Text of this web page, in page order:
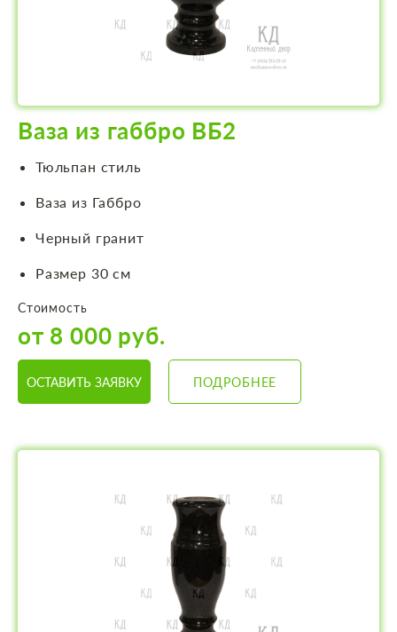
Ваза из габбро ВБ2
Тюльпан стиль
Ваза из Габбро
Черный гранит
Размер 30 см
Стоимость
от 8 000 руб.
ОСТАВИТЬ ЗАЯВКУ ПОДРОБНЕЕ